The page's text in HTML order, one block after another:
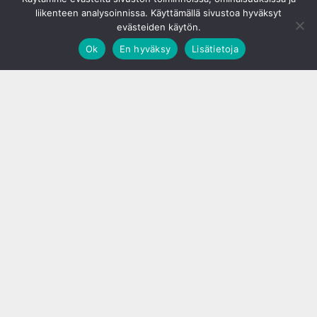
liikenteen analysoinnissa. Käyttämällä sivustoa hyväksyt
evästeiden käytön.
Ok
En hyväksy Lisätietoja